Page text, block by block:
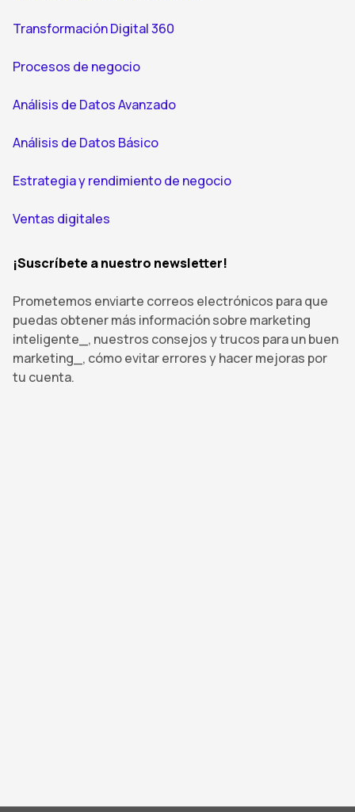
Transformación Digital 360
Procesos de negocio
Análisis de Datos Avanzado
Análisis de Datos Básico
Estrategia y rendimiento de negocio
Ventas digitales
¡Suscríbete a nuestro newsletter!
Prometemos enviarte correos electrónicos para que
puedas obtener más información sobre marketing
inteligente_, nuestros consejos y trucos para un buen
marketing_, cómo evitar errores y hacer mejoras por
tu cuenta.